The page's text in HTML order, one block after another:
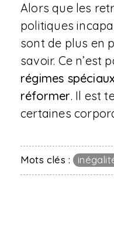
Alors que les
politiques
sont de plus en
savoir. Ce n’est
régimes
réformer. Il est
certaines
Mots clés :